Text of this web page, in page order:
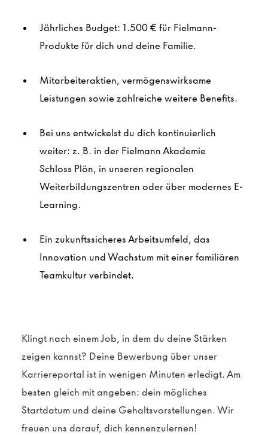
Jährliches Budget: 1.500 € für Fielmann-
Produkte für dich und deine Familie.
Mitarbeiteraktien, vermögenswirksame
Leistungen sowie zahlreiche weitere Benefits.
Bei uns entwickelst du dich kontinuierlich
weiter: z. B. in der Fielmann Akademie
Schloss Plön, in unseren regionalen
Weiterbildungszentren oder über modernes E-
Learning.
Ein zukunftssicheres Arbeitsumfeld, das
Innovation und Wachstum mit einer familiären
Teamkultur verbindet.
Klingt nach einem Job, in dem du deine Stärken
zeigen kannst? Deine Bewerbung über unser
Karriereportal ist in wenigen Minuten erledigt. Am
besten gleich mit angeben: dein mögliches
Startdatum und deine Gehaltsvorstellungen. Wir
freuen uns darauf, dich kennenzulernen!